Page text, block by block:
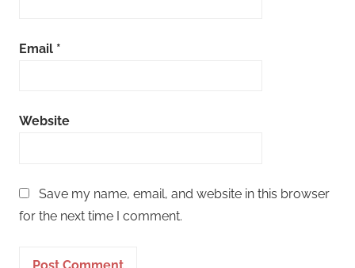
Email *
Website
Save my name, email, and website in this browser
for the next time I comment.